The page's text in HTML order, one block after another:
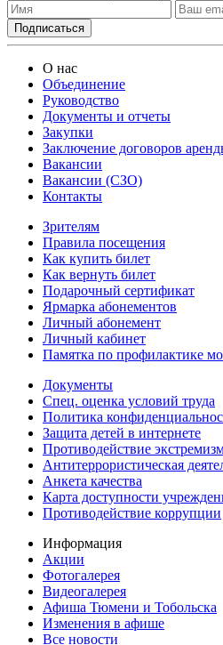
О нас
Объединение
Руководство
Документы и отчеты
Закупки
Заключение договоров
Вакансии
Вакансии (СЗО)
Контакты
Зрителям
Правила посещения
Как купить билет
Как вернуть билет
Подарочный сертификат
Ярмарка абонементов
Личный абонемент
Личный кабинет
Памятка по профилактике
Документы
Спец. оценка условий труда
Политика
Защита детей в интернете
Противодействие
Антитеррористическая
Анкета качества
Карта доступности
Противодействие коррупции
Информация
Акции
Фотогалерея
Видеогалерея
Афиша Тюмени и Тобольска
Изменения в афише
Все новости